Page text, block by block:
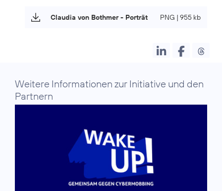
Claudia von Bothmer - Porträt PNG | 955 kb
Weitere Informationen zur Initiative und den
Partnern